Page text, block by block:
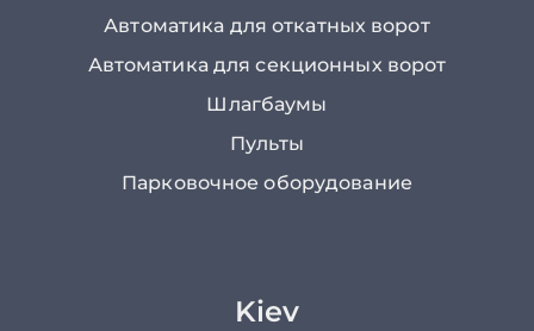
Автоматика для откатных ворот
Автоматика для секционных ворот
Шлагбаумы
Пульты
Парковочное оборудование
Kiev